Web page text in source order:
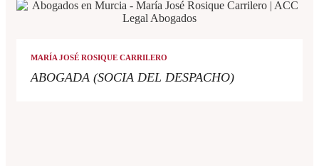
MARÍA JOSÉ ROSIQUE CARRILERO
ABOGADA (SOCIA DEL DESPACHO)